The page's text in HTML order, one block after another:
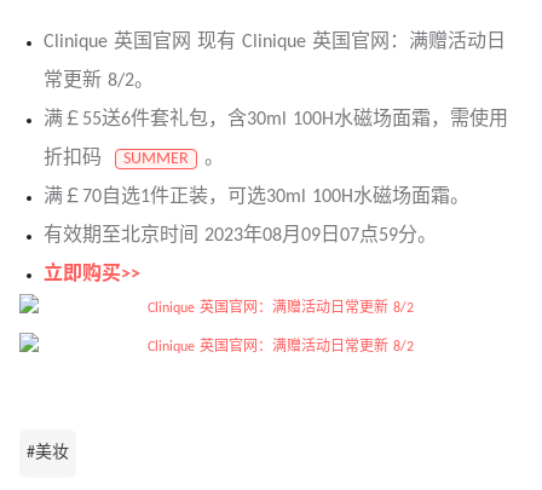
Clinique 英国官网 现有 Clinique 英国官网：满赠活动日
常更新 8/2。
满￡55送6件套礼包，含30ml 100H水磁场面霜，需使用
折扣码
SUMMER
。
满￡70自选1件正装，可选30ml 100H水磁场面霜。
有效期至北京时间 2023年08月09日07点59分。
立即购买>>
#美妆